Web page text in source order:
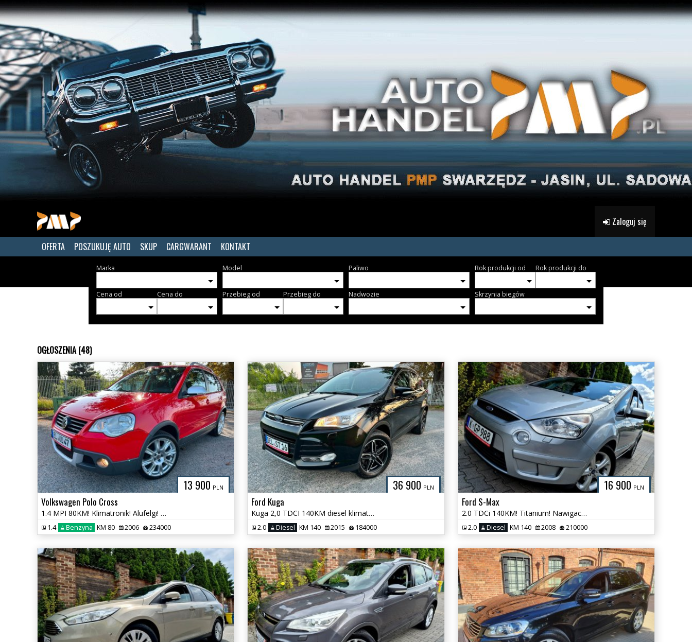
Zaloguj się
OFERTA POSZUKUJĘ AUTO SKUP CARGWARANT KONTAKT
Marka Model Paliwo Rok produkcji od Rok produkcji do
Cena od Cena do Przebieg od Przebieg do Nadwozie Skrzynia biegów
OGŁOSZENIA (48)
13 900 PLN
Volkswagen Polo Cross
1.4 MPI 80KM! Klimatronik! Alufelgi! grzane Fotele! Super Stan !
1.4 Benzyna KM 80 2006 234000
36 900 PLN
Ford Kuga
Kuga 2,0 TDCI 140KM diesel klimatronik podgrzewane siedzenia półskóra
2.0 Diesel KM 140 2015 184000
16 900 PLN
Ford S-Max
2.0 TDCi 140KM! Titanium! Nawigacja! Xenon! Pół Skóra! AluFelgi! TOP
2.0 Diesel KM 140 2008 210000